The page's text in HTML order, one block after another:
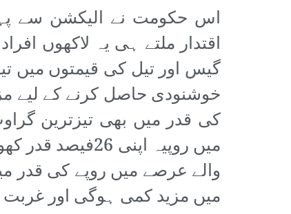
اس حکومت نے الیکشن سے
اقتدار ملتے ہی یہ لاکھوں
گیس اور تیل کی قیمتوں میں
خوشنودی حاصل کرنے کے لیے
کی قدر میں بھی تیزترین
میں روپیہ
والے عرصے میں روپے کی قدر
میں مزید کمی ہوگی اور غربت